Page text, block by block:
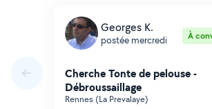
Georges K.
postée mercredi À
Cherche Tonte de pelouse -
Débroussaillage
Rennes (La Prevalaye)